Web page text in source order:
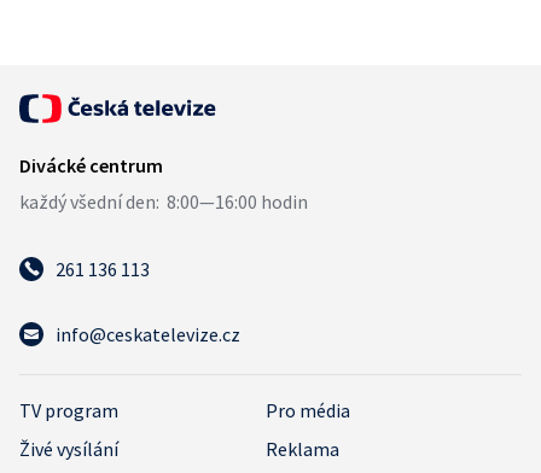
261 136 113
info@ceskatelevize.cz
TV program
Pro média
Živé vysílání
Reklama